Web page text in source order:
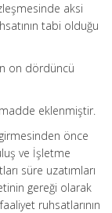
aksi
tabi olduğu
on dördüncü
eklenmiştir.
önce
ve İşletme
süre uzatımları
gereği olarak
ruhsatlarının